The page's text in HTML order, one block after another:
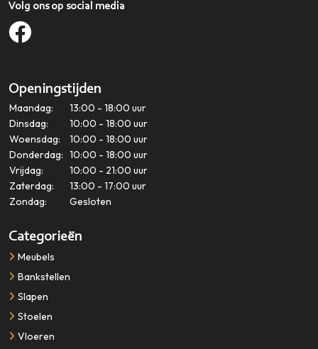
Volg ons op social media
Openingstijden
Maandag:
13:00 - 18:00 uur
Dinsdag:
10:00 - 18:00 uur
Woensdag:
10:00 - 18:00 uur
Donderdag: 10:00 - 18:00 uur
Vrijdag:
10:00 - 21:00 uur
Zaterdag:
13:00 - 17:00 uur
Zondag:
Gesloten
Categorieën
Meubels
Bankstellen
Slapen
Stoelen
Vloeren